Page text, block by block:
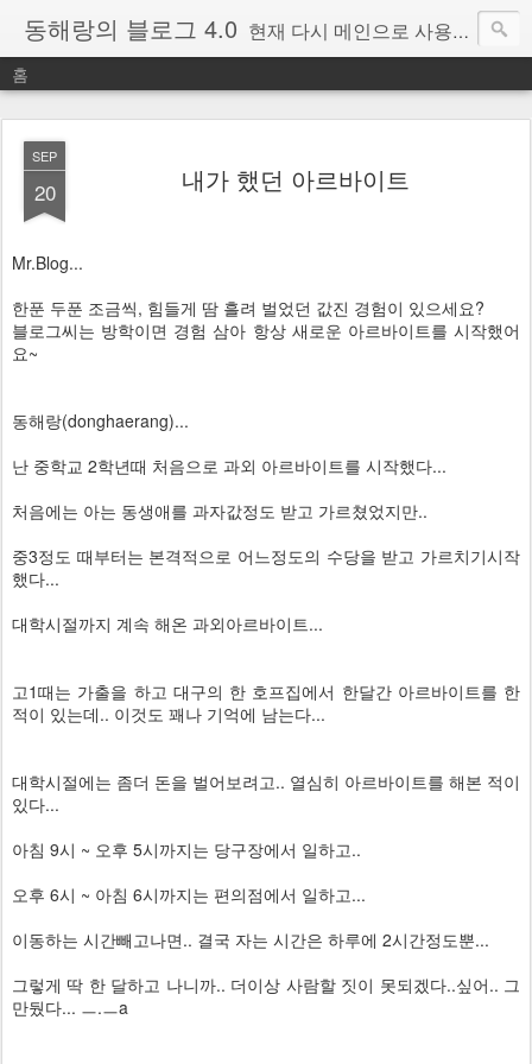
동해랑의 블로그 4.0 현재 다시 메인으로 사용중인 블로그.
홈
SEP
20 내가 했던 아르바이트
Mr.Blog...
한푼 두푼 조금씩, 힘들게 땀 흘려 벌었던 값진 경험이 있으세요?
블로그씨는 방학이면 경험 삼아 항상 새로운 아르바이트를 시작했어
요~
동해랑(donghaerang)...
난 중학교 2학년때 처음으로 과외 아르바이트를 시작했다...
처음에는 아는 동생애를 과자값정도 받고 가르쳤었지만..
중3정도 때부터는 본격적으로 어느정도의 수당을 받고 가르치기시작
했다...
대학시절까지 계속 해온 과외아르바이트...
고1때는 가출을 하고 대구의 한 호프집에서 한달간 아르바이트를 한
적이 있는데.. 이것도 꽤나 기억에 남는다...
대학시절에는 좀더 돈을 벌어보려고.. 열심히 아르바이트를 해본 적이
있다...
아침 9시 ~ 오후 5시까지는 당구장에서 일하고..
오후 6시 ~ 아침 6시까지는 편의점에서 일하고...
이동하는 시간빼고나면.. 결국 자는 시간은 하루에 2시간정도뿐...
그렇게 딱 한 달하고 나니까.. 더이상 사람할 짓이 못되겠다..싶어.. 그
만뒀다... ㅡ.ㅡa